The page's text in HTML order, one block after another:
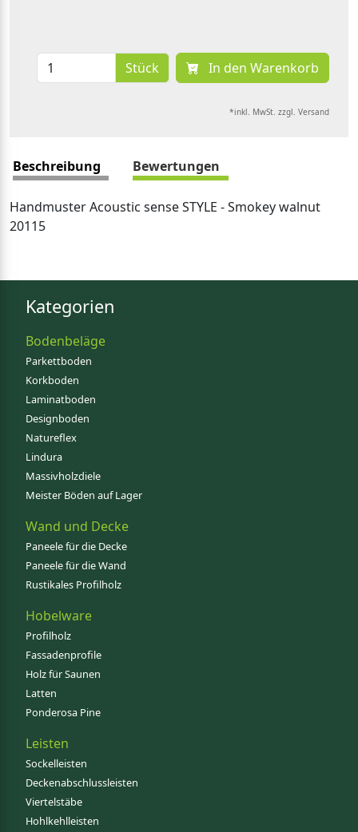
Stück In den Warenkorb
*inkl. MwSt. zzgl. Versand
Beschreibung Bewertungen
Handmuster Acoustic sense STYLE - Smokey walnut
20115
Kategorien
Bodenbeläge
Parkettboden
Korkboden
Laminatboden
Designboden
Natureflex
Lindura
Massivholzdiele
Meister Böden auf Lager
Wand und Decke
Paneele für die Decke
Paneele für die Wand
Rustikales Profilholz
Hobelware
Profilholz
Fassadenprofile
Holz für Saunen
Latten
Ponderosa Pine
Leisten
Sockelleisten
Deckenabschlussleisten
Viertelstäbe
Hohlkehlleisten